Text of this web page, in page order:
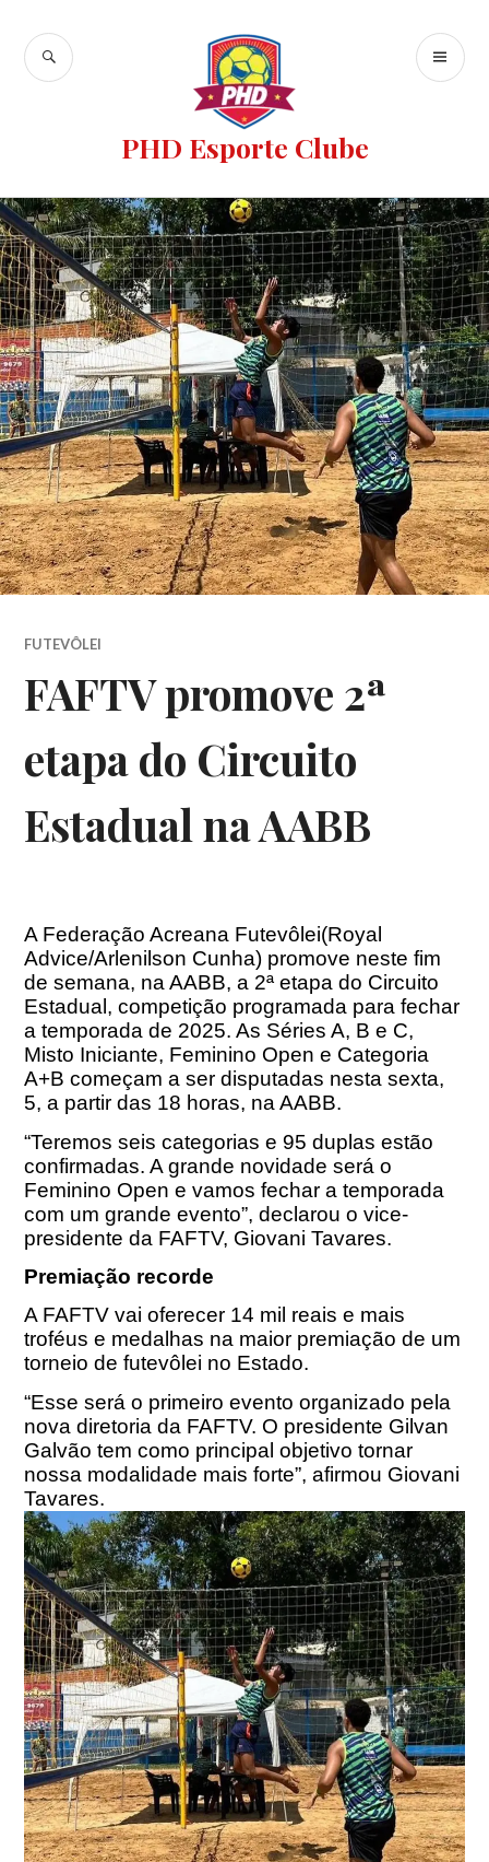
PHD Esporte Clube
FUTEVÔLEI
FAFTV promove 2ª
etapa do Circuito
Estadual na AABB
A Federação Acreana Futevôlei(Royal
Advice/Arlenilson Cunha) promove neste fim
de semana, na AABB, a 2ª etapa do Circuito
Estadual, competição programada para fechar
a temporada de 2025. As Séries A, B e C,
Misto Iniciante, Feminino Open e Categoria
A+B começam a ser disputadas nesta sexta,
5, a partir das 18 horas, na AABB.
“Teremos seis categorias e 95 duplas estão
confirmadas. A grande novidade será o
Feminino Open e vamos fechar a temporada
com um grande evento”, declarou o vice-
presidente da FAFTV, Giovani Tavares.
Premiação recorde
A FAFTV vai oferecer 14 mil reais e mais
troféus e medalhas na maior premiação de um
torneio de futevôlei no Estado.
“Esse será o primeiro evento organizado pela
nova diretoria da FAFTV. O presidente Gilvan
Galvão tem como principal objetivo tornar
nossa modalidade mais forte”, afirmou Giovani
Tavares.